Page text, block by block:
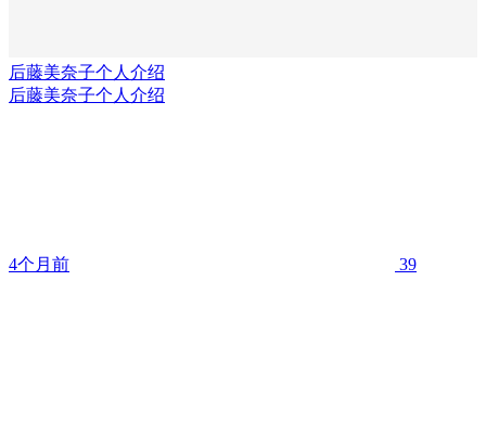
后藤美奈子个人介绍
后藤美奈子个人介绍
4个月前 39